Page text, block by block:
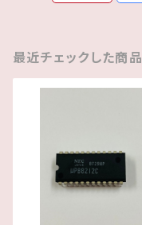
最近チェックした商品